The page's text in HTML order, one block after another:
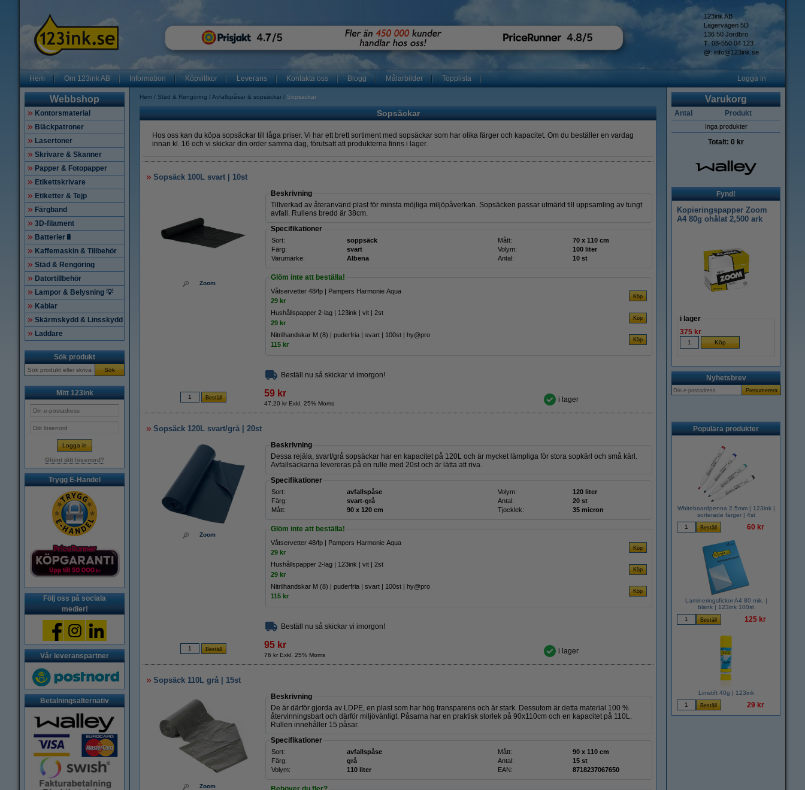
123ink AB
Lagervägen 5D
136 50 Jordbro
T: 08-550 04 123
@: info@123ink.se
Hem Om 123ink AB Information Köpvillkor Leverans Kontakta oss Blogg Målarbilder Topplista Logga in
Webbshop
Kontorsmaterial
Bläckpatroner
Lasertoner
Skrivare & Skanner
Papper & Fotopapper
Etikettskrivare
Etiketter & Tejp
Färgband
3D-filament
Batterier🔋
Kaffemaskin & Tillbehör
Städ & Rengöring
Datortillbehör
Lampor & Belysning 💡
Kablar
Skärmskydd & Linsskydd
Laddare
Sök produkt
Sök
Mitt 123ink
Glömt ditt lösenord?
Trygg E-Handel
Följ oss på sociala
medier!
Vår leveranspartner
Betalningsalternativ
Hem Städ & Rengöring Avfallspåsar & sopsäckar Sopsäckar
Sopsäckar
Hos oss kan du köpa sopsäckar till låga priser. Vi har ett brett sortiment med sopsäckar som har olika färger och kapacitet. Om du beställer en vardag
innan kl. 16 och vi skickar din order samma dag, förutsatt att produkterna finns i lager.
Sopsäck 100L svart | 10st
Zoom
Beskrivning
Tillverkad av återanvänd plast för minsta möjliga miljöpåverkan. Sopsäcken passar utmärkt till uppsamling av tungt
avfall. Rullens bredd är 38cm.
Specifikationer
Sort: soppsäck Mått:
70 x 110 cm
Färg:
svart Volym:
100 liter
Varumärke:
Albena Antal: 10 st
Glöm inte att beställa!
Våtservetter 48/fp | Pampers Harmonie Aqua
29 kr
Hushållspapper 2-lag | 123ink | vit | 2st
29 kr
Nitrilhandskar M (8) | puderfria | svart | 100st | hy@pro
115 kr
Beställ nu så skickar vi imorgon!
59 kr
47,20 kr Exkl. 25% Moms i lager
Sopsäck 120L svart/grå | 20st
Zoom
Beskrivning
Dessa rejäla, svart/grå sopsäckar har en kapacitet på 120L och är mycket lämpliga för stora sopkärl och små kärl.
Avfallsäckarna levereras på en rulle med 20st och är lätta att riva.
Specifikationer
Sort: avfallspåse Volym:
120 liter
Färg:
svart-grå Antal:
20 st
Mått:
90 x 120 cm Tjocklek: 35 micron
Glöm inte att beställa!
Våtservetter 48/fp | Pampers Harmonie Aqua
29 kr
Hushållspapper 2-lag | 123ink | vit | 2st
29 kr
Nitrilhandskar M (8) | puderfria | svart | 100st | hy@pro
115 kr
Beställ nu så skickar vi imorgon!
95 kr
76 kr Exkl. 25% Moms i lager
Sopsäck 110L grå | 15st
Zoom
Beskrivning
De är därför gjorda av LDPE, en plast som har hög transparens och är stark. Dessutom är detta material 100 %
återvinningsbart och därför miljövänligt. Påsarna har en praktisk storlek på 90x110cm och en kapacitet på 110L.
Rullen innehåller 15 påsar.
Specifikationer
Sort: avfallspåse Mått:
90 x 110 cm
Färg:
grå Antal:
15 st
Volym:
110 liter EAN: 8718237067650
Varukorg
Antal Produkt
Inga produkter
Totalt: 0 kr
Fynd!
Kopieringspapper Zoom
A4 80g ohålat 2,500 ark
i lager
375 kr
Nyhetsbrev
Populära produkter
Whiteboardpenna 2.5mm | 123ink |
sorterade färger | 4st
60 kr
Lamineringsfickor A4 80 mik. |
blank | 123ink 100st
125 kr
Limstift 40g | 123ink
29 kr